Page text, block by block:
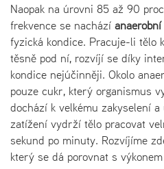
Naopak na úrovni 85 až 90
frekvence se nachází
fyzická kondice. Pracuje-li tělo
těsně pod ní, rozvíjí se díky
kondice nejúčinněji. Okolo
pouze cukr, který organismus
dochází k velkému zakyselení
zatížení vydrží tělo pracovat
sekund po minuty. Rozvíjíme
který se dá porovnat s